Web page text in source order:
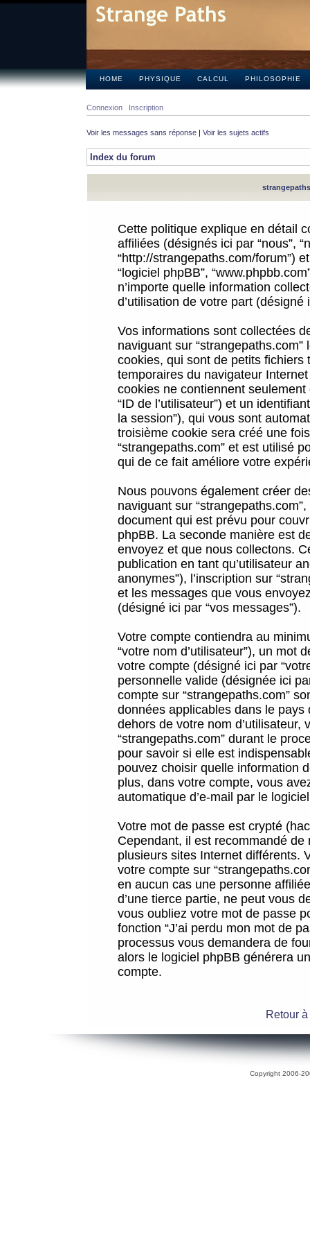
HOME PHYSIQUE CALCUL PHILOSOPHIE
Connexion Inscription
Voir les messages sans réponse | Voir les sujets actifs
Index du forum
Cette politique explique en détail
affiliées (désignés ici par “nous”,
“http://strangepaths.com/forum”)
“logiciel phpBB”,
n’importe quelle information
d’utilisation de votre part (désigné
Vos informations sont collectées
naviguant sur
cookies, qui sont de petits
temporaires du navigateur
cookies ne contiennent
“ID de l’utilisateur”) et un
la session”), qui vous sont
troisième cookie sera créé une
“strangepaths.com” et est utilisé
qui de ce fait améliore votre
Nous pouvons également créer
naviguant sur
document qui est prévu pour
phpBB. La seconde manière est
envoyez et que nous collectons.
publication en tant qu’utilisateur
anonymes”), l’inscription sur
et les messages que vous
(désigné ici par “vos messages”).
Votre compte contiendra au
“votre nom d’utilisateur”), un mot
votre compte (désigné ici par
personnelle valide (désignée ici
compte sur “strangepaths.com”
données applicables dans le
dehors de votre nom
“strangepaths.com” durant le
pour savoir si elle est
pouvez choisir quelle information
plus, dans votre compte, vous
automatique d’e-mail par le
Votre mot de passe est crypté
Cependant, il est recommandé
plusieurs sites Internet différents.
votre compte sur
en aucun cas une personne
d’une tierce partie, ne peut vous
vous oubliez votre mot de passe
fonction “J’ai perdu mon mot de
processus vous demandera de
alors le logiciel phpBB générera
compte.
Retour
Copyright 2006-